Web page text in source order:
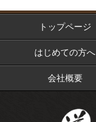
トップページ
はじめての方へ
会社概要